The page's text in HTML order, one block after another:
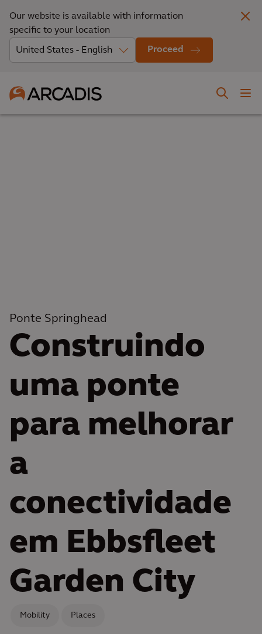
Our website is available with information
specific to your location
Proceed
Ponte Springhead
Construindo
uma ponte
para melhorar
a
conectividade
em Ebbsfleet
Garden City
Mobility Places